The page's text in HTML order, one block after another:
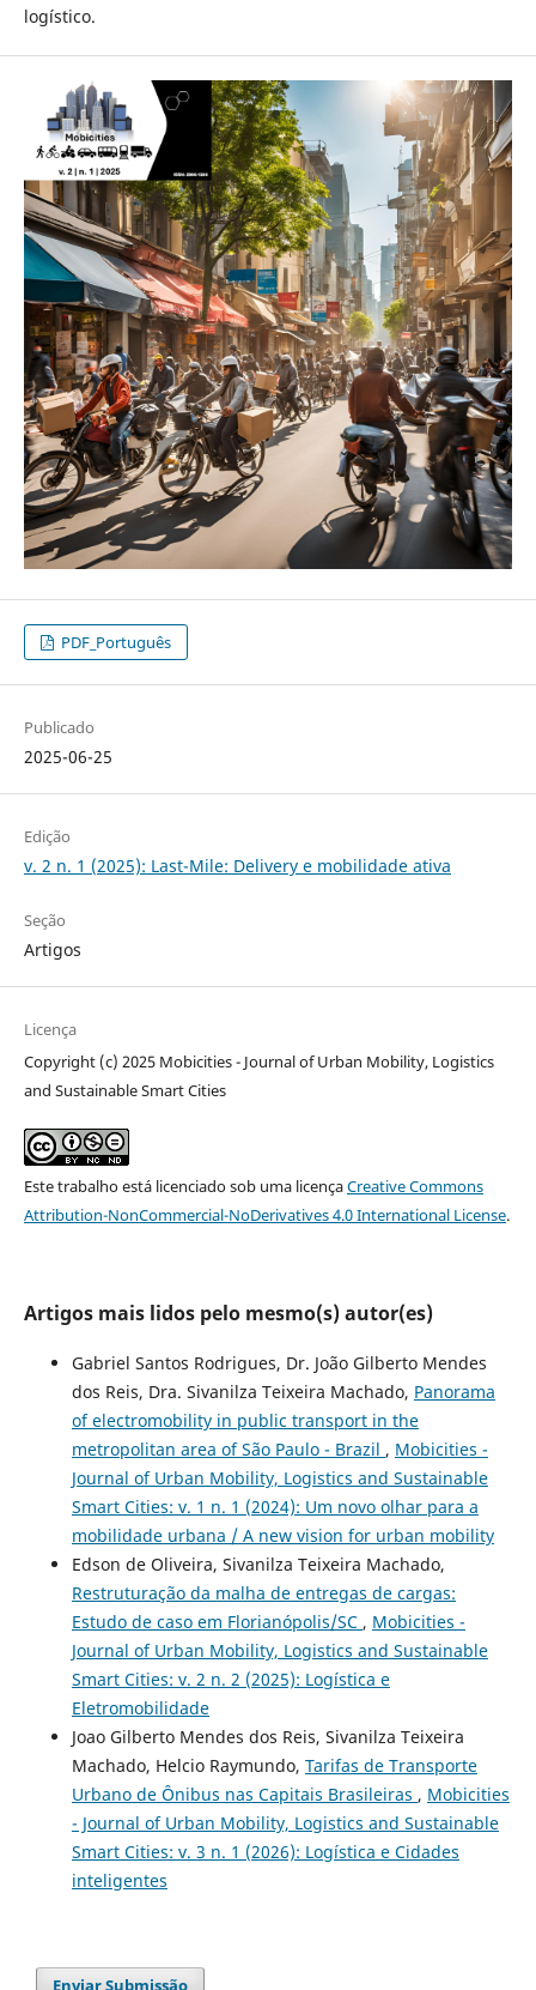
logístico.
PDF_Português
Publicado
2025-06-25
Edição
v. 2 n. 1 (2025): Last-Mile: Delivery e mobilidade ativa
Seção
Artigos
Licença
Copyright (c) 2025 Mobicities - Journal of Urban Mobility, Logistics
and Sustainable Smart Cities
Este trabalho está licenciado sob uma licençaCreative Commons
Attribution-NonCommercial-NoDerivatives 4.0 International License.
Artigos mais lidos pelo mesmo(s) autor(es)
Gabriel Santos Rodrigues, Dr. João Gilberto Mendes
dos Reis, Dra. Sivanilza Teixeira Machado, Panorama
of electromobility in public transport in the
metropolitan area of São Paulo - Brazil , Mobicities -
Journal of Urban Mobility, Logistics and Sustainable
Smart Cities: v. 1 n. 1 (2024): Um novo olhar para a
mobilidade urbana / A new vision for urban mobility
Edson de Oliveira, Sivanilza Teixeira Machado,
Restruturação da malha de entregas de cargas:
Estudo de caso em Florianópolis/SC , Mobicities -
Journal of Urban Mobility, Logistics and Sustainable
Smart Cities: v. 2 n. 2 (2025): Logística e
Eletromobilidade
Joao Gilberto Mendes dos Reis, Sivanilza Teixeira
Machado, Helcio Raymundo, Tarifas de Transporte
Urbano de Ônibus nas Capitais Brasileiras , Mobicities
- Journal of Urban Mobility, Logistics and Sustainable
Smart Cities: v. 3 n. 1 (2026): Logística e Cidades
inteligentes
Enviar Submissão